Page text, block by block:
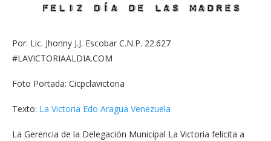
Por: Lic. Jhonny J.J. Escobar C.N.P. 22.627
#LAVICTORIAALDIA.COM
Foto Portada: Cicpclavictoria
Texto: La Victoria Edo Aragua Venezuela
La Gerencia de la Delegación Municipal La Victoria felicita a